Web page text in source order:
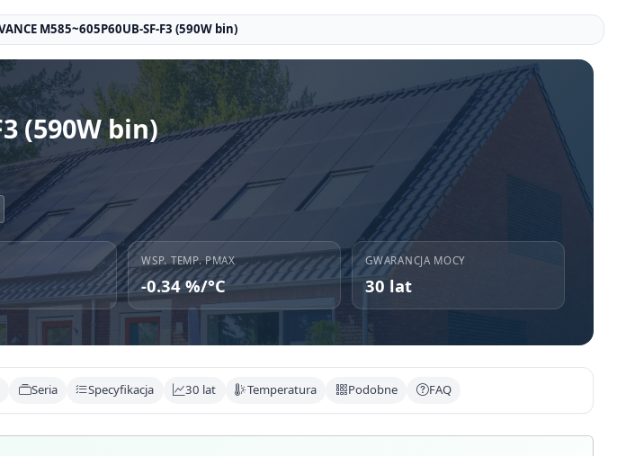
M585~605P60UB-SF-F3 (590W bin)
(590W bin)
WSP. TEMP. PMAX
-0.34 %/°C
GWARANCJA MOCY
30 lat
Seria Specyfikacja 30 lat Temperatura Podobne FAQ